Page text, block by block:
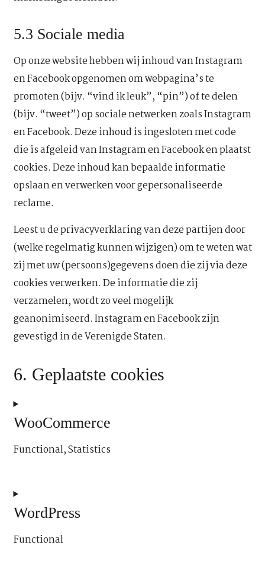
5.3 Sociale media
Op onze website hebben wij inhoud van Instagram
en Facebook opgenomen om webpagina’s te
promoten (bijv. “vind ik leuk”, “pin”) of te delen
(bijv. “tweet”) op sociale netwerken zoals Instagram
en Facebook. Deze inhoud is ingesloten met code
die is afgeleid van Instagram en Facebook en plaatst
cookies. Deze inhoud kan bepaalde informatie
opslaan en verwerken voor gepersonaliseerde
reclame.
Leest u de privacyverklaring van deze partijen door
(welke regelmatig kunnen wijzigen) om te weten wat
zij met uw (persoons)gegevens doen die zij via deze
cookies verwerken. De informatie die zij
verzamelen, wordt zo veel mogelijk
geanonimiseerd. Instagram en Facebook zijn
gevestigd in de Verenigde Staten.
6. Geplaatste cookies
WooCommerce
Functional, Statistics
to
service
WordPress
Functional